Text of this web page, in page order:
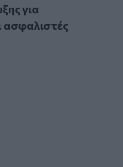
για
ασφαλιστές